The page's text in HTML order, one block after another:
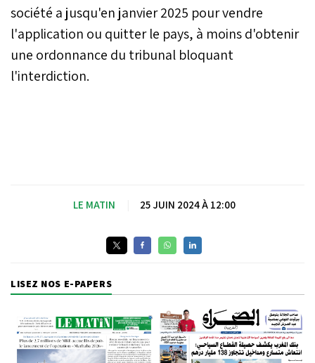
la controverse autour de
l’application n’est pas
nouvelle, d’autant qu’elle
revendique déjà près de
question avec l’éclairage
société a jusqu'en janvier 2025 pour vendre
l'application ou quitter le pays, à moins d'obtenir
une ordonnance du tribunal bloquant
l'interdiction.
LE MATIN 25 JUIN 2024 À 12:00
LISEZ NOS E-PAPERS